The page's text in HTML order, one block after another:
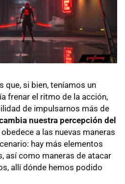
que, si bien, teníamos un
frenar el ritmo de la acción,
de impulsarnos más de
nuestra percepción del
a las nuevas maneras
hay más elementos
así como maneras de atacar
allí dónde hemos podido